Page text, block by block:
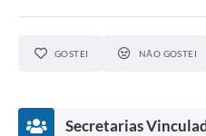
GOSTEI NÃO GOSTEI
Secretarias